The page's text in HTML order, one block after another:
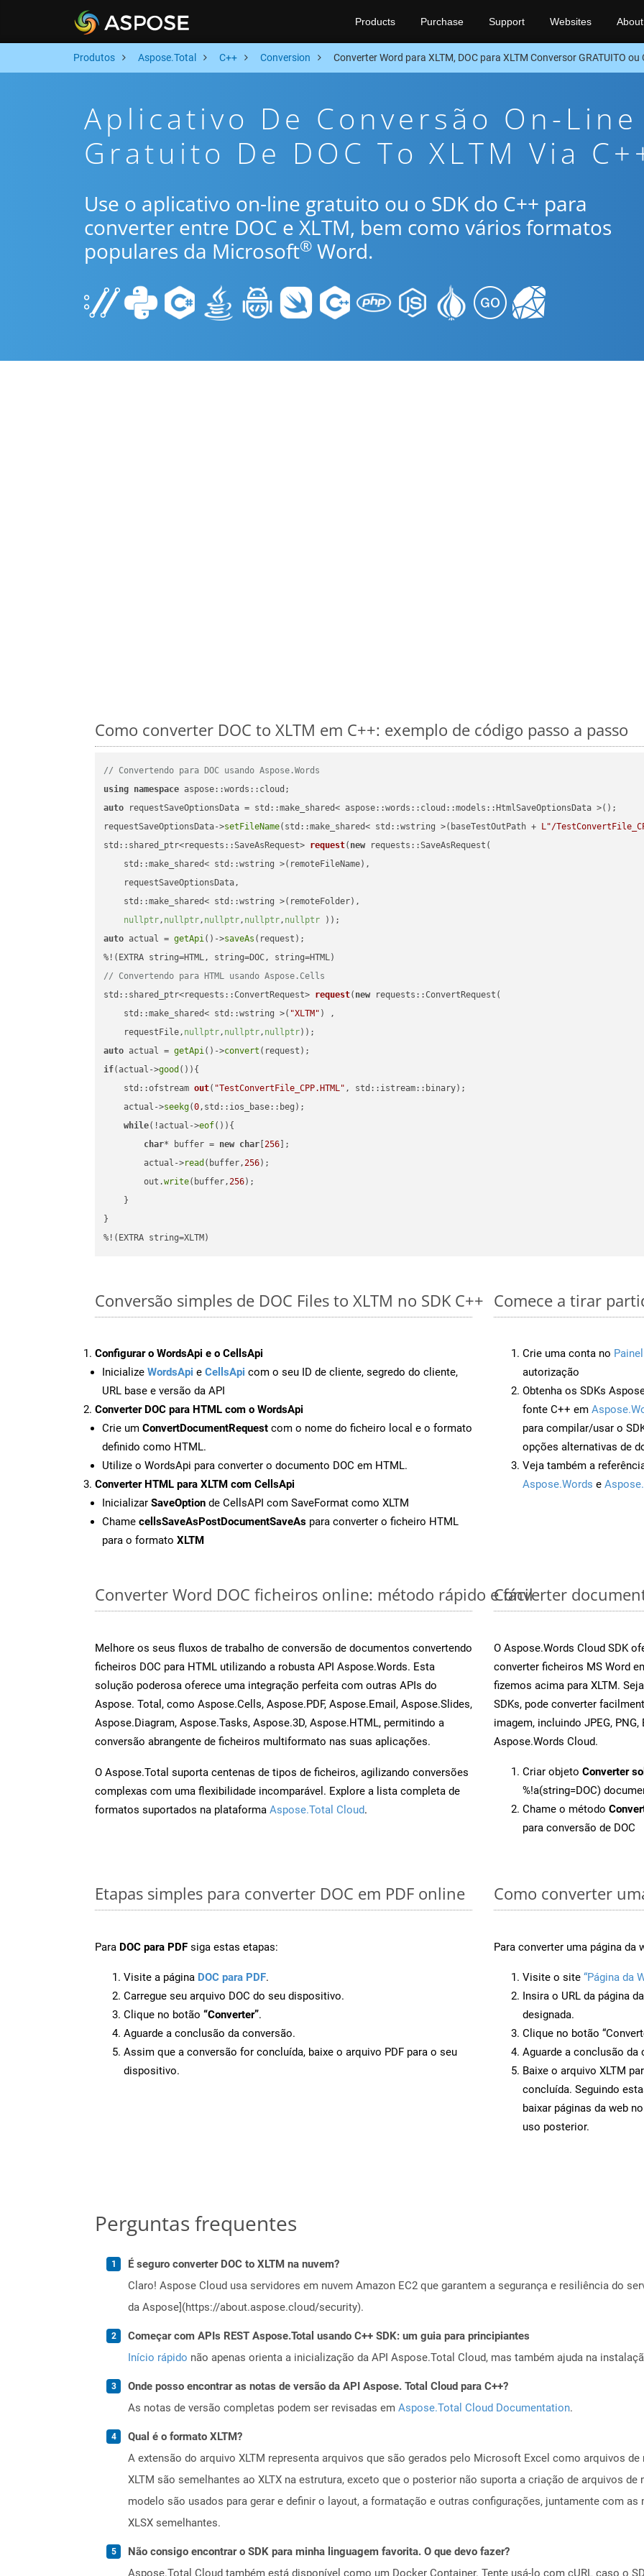
Products Purchase Support Websites About
Produtos Aspose.Total C++ Conversion Converter Word para XLTM, DOC para XLTM Conversor GRATUITO ou
Aplicativo De Conversão On-Line
Gratuito De DOC To XLTM Via
Use o aplicativo on-line gratuito ou o SDK do C++ para
converter entre DOC e XLTM, bem como vários formatos
populares da Microsoft® Word.
Como converter DOC to XLTM em C++: exemplo de código passo a passo
// Convertendo para DOC usando Aspose.Words
using namespace
auto requestSaveOptionsData = std::make_shared< aspose::words::cloud::models::HtmlSaveOptionsData >();
requestSaveOptionsData->setFileName(std::make_shared< std::wstring >(baseTestOutPath + L"/
std::shared_ptr<requests::SaveAsRequest> request( new requests::SaveAsRequest(
    std::make_shared< std::wstring >(remoteFileName),
    requestSaveOptionsData,
    std::make_shared< std::wstring >(remoteFolder),
nullptr, nullptr, nullptr, nullptr, nullptr ))
auto actual = getApi()->saveAs (request);
// Convertendo para HTML usando Aspose.Cells
std::shared_ptr<requests::ConvertRequest> request( new requests::ConvertRequest(
    std::make_shared< std::wstring >(
"XLTM" ) ,
    requestFile,
nullptr, nullptr, nullptr))
auto actual = getApi()->convert
if(actual->good ()){
std::ofstream out( "TestConvertFile_CPP.HTML" , std::istream::binary) ;
    actual->
seekg(0,std::ios_base::beg);
while(!actual->eof()){
char* buffer = new char [256 ];
        actual->
read (buffer,256);
        out.
write(buffer,256);
    }
}
%!(EXTRA string=XLTM)
Conversão simples de DOC Files to XLTM no SDK C++
Configurar o WordsApi e o CellsApi
Inicialize WordsApi e CellsApi com o seu ID de cliente, segredo do cliente,
URL base e versão da API
Converter DOC para HTML com o WordsApi
Crie um ConvertDocumentRequest com o nome do ficheiro local e o formato
definido como HTML.
Utilize o WordsApi para converter o documento DOC em HTML.
Converter HTML para XLTM com CellsApi
Inicializar SaveOption de CellsAPI com SaveFormat como XLTM
Chame cellsSaveAsPostDocumentSaveAs para converter o ficheiro HTML
para o formato XLTM
Comece a tirar
Crie uma conta no Painel
autorização
Obtenha os SDKs
fonte C++ em
para compilar/usar o
opções alternativas de
Veja também a
Aspose.Words e
Converter Word DOC ficheiros online: método rápido e fácil
Melhore os seus fluxos de trabalho de conversão de documentos convertendo
ficheiros DOC para HTML utilizando a robusta API Aspose.Words. Esta
solução poderosa oferece uma integração perfeita com outras APIs do
Aspose. Total, como Aspose.Cells, Aspose.PDF, Aspose.Email, Aspose.Slides,
Aspose.Diagram, Aspose.Tasks, Aspose.3D, Aspose.HTML, permitindo a
conversão abrangente de ficheiros multiformato nas suas aplicações.
O Aspose.Total suporta centenas de tipos de ficheiros, agilizando conversões
complexas com uma flexibilidade incomparável. Explore a lista completa de
formatos suportados na plataforma Aspose.Total Cloud.
Converter
O Aspose.Words Cloud SDK
converter ficheiros MS Word
fizemos acima para XLTM.
SDKs, pode converter
imagem, incluindo JPEG, PNG,
Aspose.Words Cloud.
Criar objeto Converter
%!a(string=DOC)
Chame o método
para conversão de DOC
Etapas simples para converter DOC em PDF online
Para DOC para PDF siga estas etapas:
Visite a página DOC para PDF.
Carregue seu arquivo DOC do seu dispositivo.
Clique no botão “Converter”.
Aguarde a conclusão da conversão.
Assim que a conversão for concluída, baixe o arquivo PDF para o seu
dispositivo.
Como converter
Para converter uma página da
Visite o site “Página da
Insira o URL da página
designada.
Clique no botão
Aguarde a conclusão da
Baixe o arquivo XLTM
concluída. Seguindo
baixar páginas da web
uso posterior.
Perguntas frequentes
É seguro converter DOC to XLTM na nuvem?
Claro! Aspose Cloud usa servidores em nuvem Amazon EC2 que garantem a segurança e resiliência do
da Aspose](https://about.aspose.cloud/security).
Começar com APIs REST Aspose.Total usando C++ SDK: um guia para principiantes
Início rápido não apenas orienta a inicialização da API Aspose.Total Cloud, mas também ajuda na
Onde posso encontrar as notas de versão da API Aspose. Total Cloud para C++?
As notas de versão completas podem ser revisadas em Aspose.Total Cloud Documentation.
Qual é o formato XLTM?
A extensão do arquivo XLTM representa arquivos que são gerados pelo Microsoft Excel como arquivos
XLTM são semelhantes ao XLTX na estrutura, exceto que o posterior não suporta a criação de arquivos
modelo são usados ​​para gerar e definir o layout, a formatação e outras configurações, juntamente com
XLSX semelhantes.
Não consigo encontrar o SDK para minha linguagem favorita. O que devo fazer?
Aspose.Total Cloud também está disponível como um Docker Container. Tente usá-lo com cURL caso o